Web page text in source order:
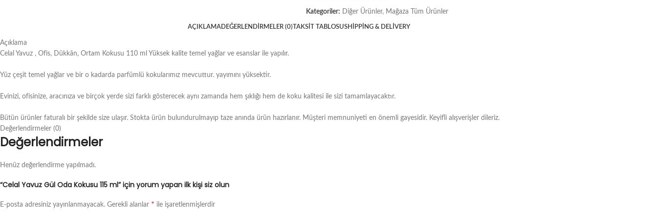
Kategoriler: Diğer Ürünler, Mağaza Tüm Ürünler
AÇIKLAMADEĞERLENDIRMELER (0) TAKSIT TABLOSUSHIPPING & DELIVERY
Açıklama
Celal Yavuz , Ofis, Dükkân, Ortam Kokusu 110 ml Yüksek kalite temel yağlar ve esanslar ile yapılır.
Yüz çeşit temel yağlar ve bir o kadarda parfümlü kokularımız mevcuttur. yayımını yüksektir.
Evinizi, ofisinize, aracınıza ve birçok yerde sizi farklı gösterecek aynı zamanda hem şıklığı hem de koku kalitesi ile sizi tamamlayacaktır.
Bütün ürünler faturalı bir şekilde size ulaşır. Stokta ürün bulundurulmayıp taze anında ürün hazırlanır. Müşteri memnuniyeti en önemli gayesidir. Keyifli alışverişler dileriz.
Değerlendirmeler (0)
Değerlendirmeler
Henüz değerlendirme yapılmadı.
“Celal Yavuz Gül Oda Kokusu 115 ml” için yorum yapan ilk kişi siz olun
E-posta adresiniz yayınlanmayacak. Gerekli alanlar * ile işaretlenmişlerdir